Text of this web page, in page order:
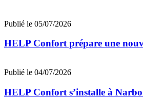
Publié le 05/07/2026
HELP Confort prépare une
Publié le 04/07/2026
HELP Confort s’installe à